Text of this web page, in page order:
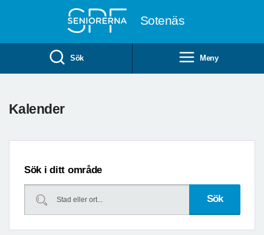
Sotenäs
Sök Meny
Kalender
Föregående
datum
Sök i ditt område